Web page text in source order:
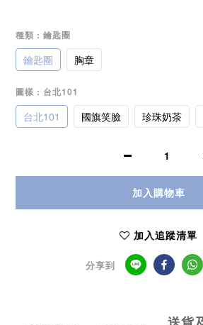
種類 : 鑰匙圈
鑰匙圈 胸章
圖樣 : 台北101
台北101 國旗笑臉 珍珠奶茶
加入購物車
加入追蹤清單
分享到